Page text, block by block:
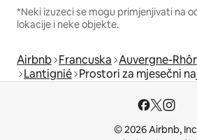
*Neki izuzeci se mogu primjenjivati na
lokacije i neke objekte.
Airbnb Francuska Auvergne-
Lantignié Prostori za mjesečni
© 2026 Airbnb,